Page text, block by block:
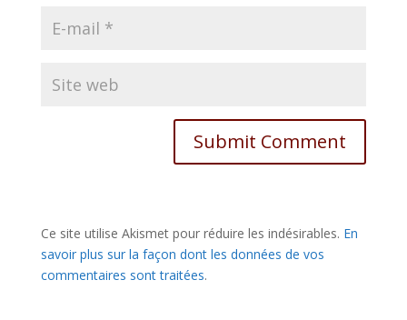
Ce site utilise Akismet pour réduire les indésirables. En
savoir plus sur la façon dont les données de vos
commentaires sont traitées.